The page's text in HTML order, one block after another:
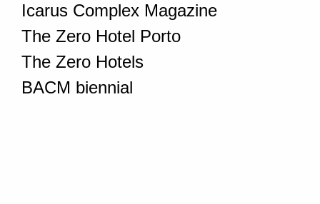
Icarus Complex Magazine
The Zero Hotel Porto
The Zero Hotels
BACM biennial